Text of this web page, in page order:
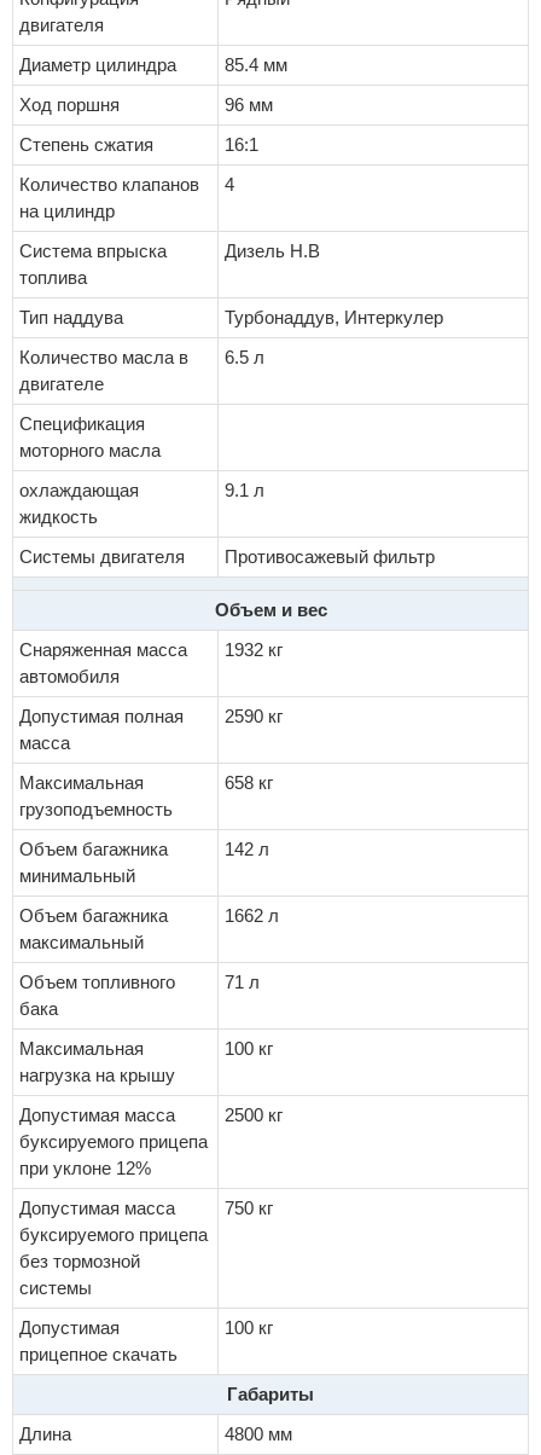
двигателя
Диаметр цилиндра
85.4 мм
Ход поршня
96 мм
Степень сжатия
16:1
Количество клапанов
на цилиндр
4
Система впрыска
топлива
Дизель Н.В
Тип наддува
Турбонаддув, Интеркулер
Количество масла в
двигателе
6.5 л
Спецификация
моторного масла
охлаждающая
жидкость
9.1 л
Системы двигателя Противосажевый фильтр
Объем и вес
Снаряженная масса
автомобиля
1932 кг
Допустимая полная
масса
2590 кг
Максимальная
грузоподъемность
658 кг
Объем багажника
минимальный
142 л
Объем багажника
максимальный
1662 л
Объем топливного
бака
71 л
Максимальная
нагрузка на крышу
100 кг
Допустимая масса
буксируемого прицепа
при уклоне 12%
2500 кг
Допустимая масса
буксируемого прицепа
без тормозной
системы
750 кг
Допустимая
прицепное скачать
100 кг
Габариты
Длина
4800 мм